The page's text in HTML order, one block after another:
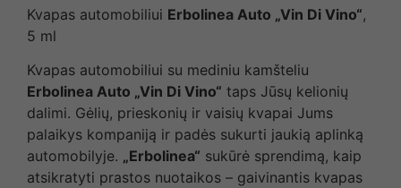
Kvapas automobiliui Erbolinea Auto „Vin Di Vino“,
5 ml
Kvapas automobiliui su mediniu kamšteliu
Erbolinea Auto „Vin Di Vino“ taps Jūsų kelionių
dalimi. Gėlių, prieskonių ir vaisių kvapai Jums
palaikys kompaniją ir padės sukurti jaukią aplinką
automobilyje. „Erbolinea“ sukūrė sprendimą, kaip
atsikratyti prastos nuotaikos – gaivinantis kvapas